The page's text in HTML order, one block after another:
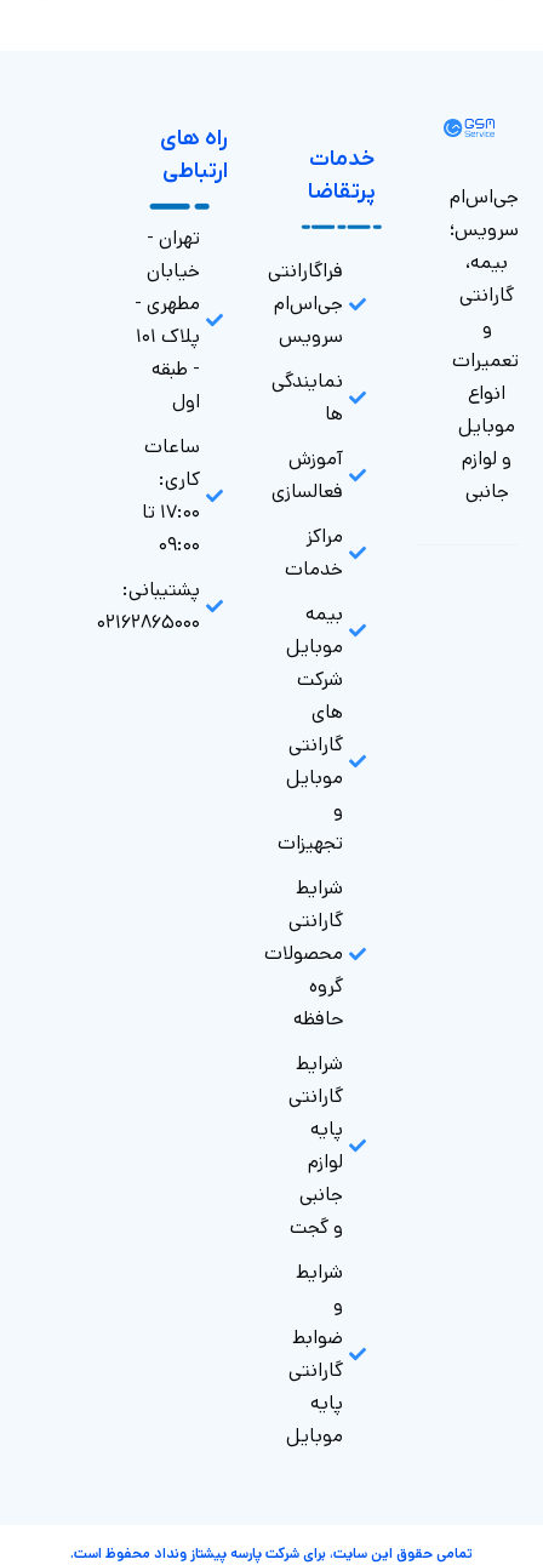
جی‌اس‌ام
سرویس؛
بیمه،
گارانتی
و
تعمیرات
انواع
موبایل
و لوازم
جانبی
خدمات
پرتقاضا
فراگارانتی
جی‌اس‌ام
سرویس
نمایندگی
ها
آموزش
فعالسازی
مراکز
خدمات
بیمه
موبایل
شرکت
های
گارانتی‌
موبایل
و
تجهیزات
شرایط
گارانتی
محصولات
گروه
حافظه
شرایط
گارانتی
پایه
لوازم
جانبی
و گجت
شرایط
و
ضوابط
گارانتی
پایه
موبایل
راه های
ارتباطی
تهران -
خیابان
مطهری -
پلاک ۱۰۱
- طبقه
اول
ساعات
کاری:
۱۷:۰۰ تا
۰۹:۰۰
پشتیبانی:
۰۲۱۶۲۸۶۵۰۰۰
تمامی حقوق این سایت، برای شرکت پارسه پیشتاز ونداد محفوظ است.